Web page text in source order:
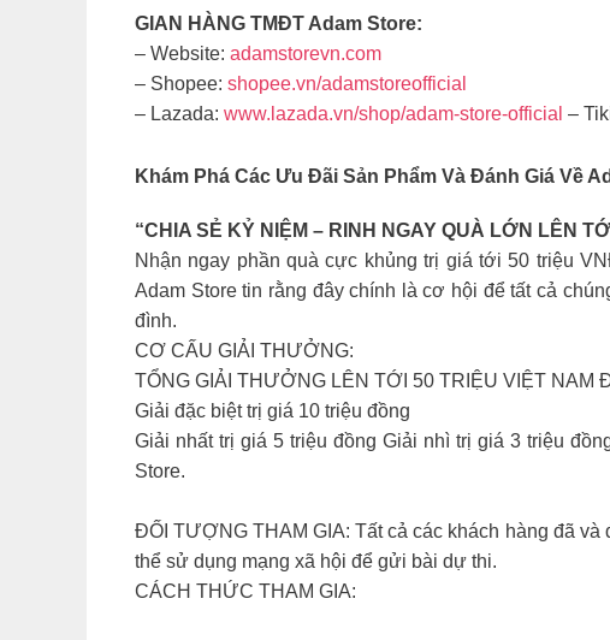
GIAN HÀNG TMĐT Adam Store:
– Website: adamstorevn.com
– Shopee: shopee.vn/adamstoreofficial
– Lazada: www.lazada.vn/shop/adam-store-official –
Khám Phá Các Ưu Đãi Sản Phẩm Và Đánh Giá Về
“CHIA SẺ KỶ NIỆM – RINH NGAY QUÀ LỚN LÊN
Nhận ngay phần quà cực khủng trị giá tới 50 triệu
Adam Store tin rằng đây chính là cơ hội để tất cả
đình.
CƠ CẤU GIẢI THƯỞNG:
TỔNG GIẢI THƯỞNG LÊN TỚI 50 TRIỆU VIỆT NAM
Giải đặc biệt trị giá 10 triệu đồng
Giải nhất trị giá 5 triệu đồng Giải nhì trị giá 3 triệu
Store.
ĐỐI TƯỢNG THAM GIA: Tất cả các khách hàng đã
thể sử dụng mạng xã hội để gửi bài dự thi.
CÁCH THỨC THAM GIA: